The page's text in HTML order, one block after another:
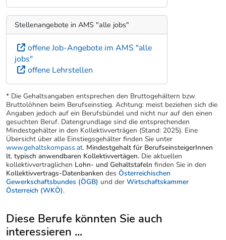
Stellenangebote in AMS "alle jobs"
offene Job-Angebote im AMS "alle
jobs"
offene Lehrstellen
* Die Gehaltsangaben entsprechen den Bruttogehältern bzw
Bruttolöhnen beim Berufseinstieg. Achtung: meist beziehen sich die
Angaben jedoch auf ein Berufsbündel und nicht nur auf den einen
gesuchten Beruf. Datengrundlage sind die entsprechenden
Mindestgehälter in den Kollektivverträgen (Stand: 2025). Eine
Übersicht über alle Einstiegsgehälter finden Sie unter
www.gehaltskompass.at. Mindestgehalt für BerufseinsteigerInnen
lt. typisch anwendbaren Kollektivvertägen. Die aktuellen
kollektivvertraglichen Lohn- und Gehaltstafeln finden Sie in den
Kollektivvertrags-Datenbanken des Österreichischen
Gewerkschaftsbundes (ÖGB) und der Wirtschaftskammer
Österreich (WKÖ).
Diese Berufe könnten Sie auch
interessieren ...